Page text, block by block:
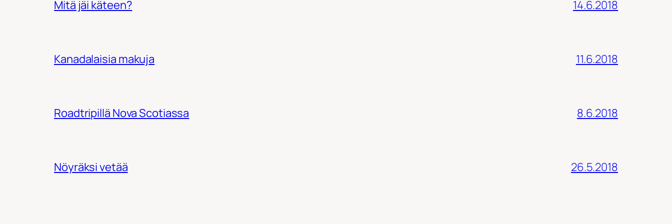
Mitä jäi käteen? 14.6.2018
Kanadalaisia makuja 11.6.2018
Roadtripillä Nova Scotiassa 8.6.2018
Nöyräksi vetää 26.5.2018